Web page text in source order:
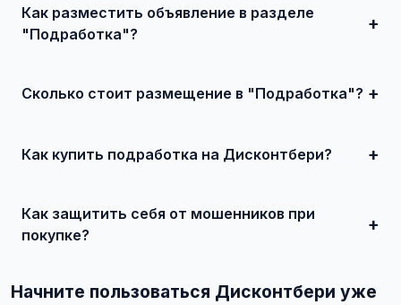
Как разместить объявление в разделе
"Подработка"?
Подработка", заполните форму и опубликуйте. Первые
Сколько стоит размещение в "Подработка"?
доступно платное продвижение всего от 500 ₽ в месяц.
Как купить подработка на Дисконтбери?
встрече и совершите сделку.
Как защитить себя от мошенников при
покупке?
предоплату незнакомцам.
Начните пользоваться Дисконтбери уже